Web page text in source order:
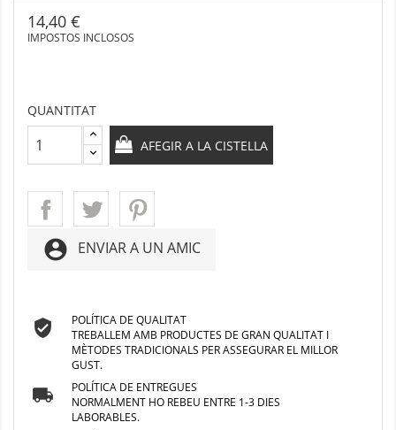
14,40 €
IMPOSTOS INCLOSOS
QUANTITAT
AFEGIR A LA CISTELLA
account_circle ENVIAR A UN AMIC
POLÍTICA DE QUALITAT
TREBALLEM AMB PRODUCTES DE GRAN QUALITAT I
MÈTODES TRADICIONALS PER ASSEGURAR EL MILLOR
GUST.
POLÍTICA DE ENTREGUES
NORMALMENT HO REBEU ENTRE 1-3 DIES
LABORABLES.